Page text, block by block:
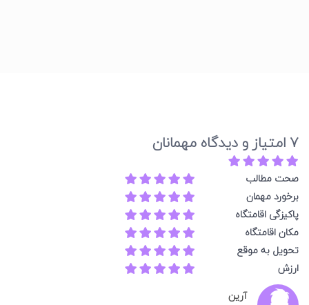
7 امتیاز و دیدگاه مهمانان
صحت مطالب
برخورد مهمان
پاکیزگی اقامتگاه
مکان اقامتگاه
تحویل به موقع
ارزش
آرین